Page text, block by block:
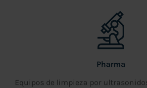
Pharma
Equipos de limpieza por